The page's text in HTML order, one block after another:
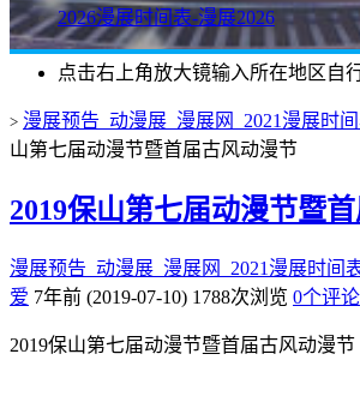
2026漫展时间表-漫展2026
点击右上角放大镜输入所在地区自
> 漫展预告_动漫展_漫展网_2021漫展时
山第七届动漫节暨首届古风动漫节
2019保山第七届动漫节暨
漫展预告_动漫展_漫展网_2021漫展时间
爱 7年前 (2019-07-10) 1788次浏览 0个评论
2019保山第七届动漫节暨首届古风动漫节